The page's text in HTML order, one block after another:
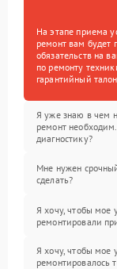
На этапе приема
ремонт вам будет
обязательств на
по ремонту
гарантийный
Я уже знаю в чем
ремонт
диагностику?
Мне нужен
сделать?
Я хочу, чтобы мое
ремонтировали
Я хочу, чтобы мое
ремонтировалось